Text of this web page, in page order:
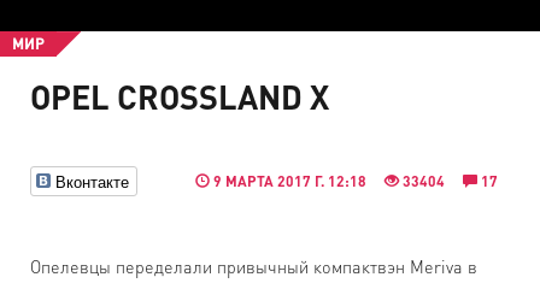
МИР
OPEL CROSSLAND X
Вконтакте 9 МАРТА 2017 Г. 12:18 33404 17
Опелевцы переделали привычный компактвэн Meriva в